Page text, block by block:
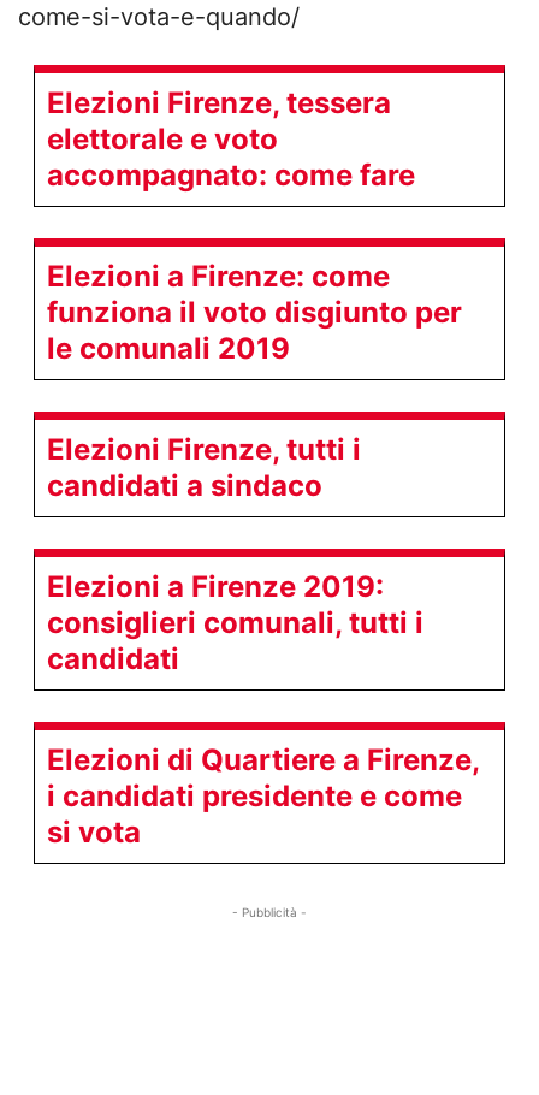
come-si-vota-e-quando/
Elezioni Firenze, tessera
elettorale e voto
accompagnato: come fare
Elezioni a Firenze: come
funziona il voto disgiunto per
le comunali 2019
Elezioni Firenze, tutti i
candidati a sindaco
Elezioni a Firenze 2019:
consiglieri comunali, tutti i
candidati
Elezioni di Quartiere a Firenze,
i candidati presidente e come
si vota
- Pubblicità -